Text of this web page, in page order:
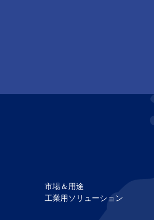
市場＆用途
工業用ソリューション